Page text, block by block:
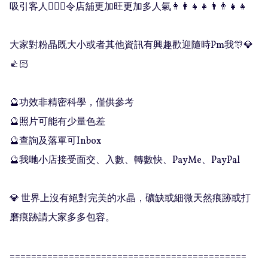
吸引客人💁🏻‍♀️令店舖更加旺更加多人氣👩‍👩‍👧‍👧👨‍👨‍👧‍👧
大家對粉晶既大小或者其他資訊有興趣歡迎隨時Pm我🎊💎
👍🏻
🔮功效非精密科學，僅供參考
🔮照片可能有少量色差
🔮查詢及落單可Inbox
🔮我哋小店接受面交、入數、轉數快、PayMe、PayPal
💎 世界上沒有絕對完美的水晶，礦缺或細微天然痕跡或打
磨痕跡請大家多多包容。
============================================